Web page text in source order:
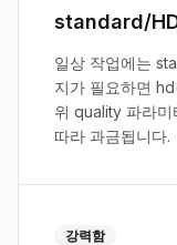
standard/
일상 작업에는
지가 필요하면
위 quality 파라미
따라 과금됩니다.
강력함